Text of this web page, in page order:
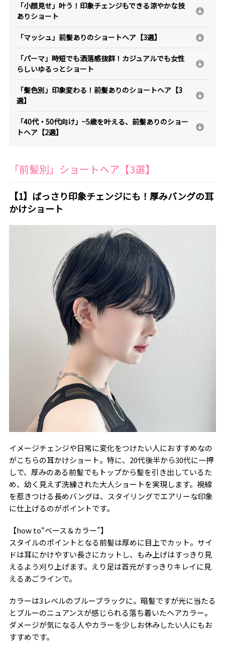
「小顔見せ」叶う！印象チェンジもできる涼やかな技
ありショート
「マッシュ」前髪ありのショートヘア【3選】
「パーマ」時短でも洒落感抜群！カジュアルでも女性
らしいゆるっとショート
「髪色別」印象変わる！前髪ありのショートヘア【3
選】
「40代・50代向け」−5歳を叶える、前髪ありのショー
トヘア【2選】
「前髪別」ショートヘア【3選】
【1】ばっさり印象チェンジにも！厚みバングの耳
かけショート
イメージチェンジや日常に変化をつけたい人におすすめなの
がこちらの耳かけショート。特に、20代後半から30代に一押
しで、厚みのある前髪でもトップから髪を引き出しているた
め、幼く見えず洗練された大人ショートを実現します。視線
を惹きつける長めバングは、スタイリングでエアリーな印象
に仕上げるのがポイントです。
【how to“ベース＆カラー”】
スタイルのポイントとなる前髪は厚めに目上でカット。サイ
ドは耳にかけやすい長さにカットし、もみ上げはすっきり見
えるよう刈り上げます。えり足は首元がすっきりキレイに見
えるあごラインで。
カラーは3レベルのブルーブラックに。暗髪ですが光に当たる
とブルーのニュアンスが感じられる落ち着いたヘアカラー。
ダメージが気になる人やカラーを少しお休みしたい人にもお
すすめです。